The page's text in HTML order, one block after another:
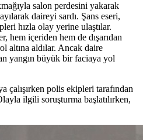
salon perdesini yakarak
daireyi sardı. Şans eseri,
hızla olay yerine ulaştılar.
hem içeriden hem de dışarıdan
altına aldılar. Ancak daire
yangın büyük bir faciaya yol
çalışırken polis ekipleri tarafından
ilgili soruşturma başlatılırken,